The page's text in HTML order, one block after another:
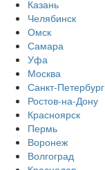
Казань
Челябинск
Омск
Самара
Уфа
Москва
Санкт-Петербург
Ростов-на-Дону
Красноярск
Пермь
Воронеж
Волгоград